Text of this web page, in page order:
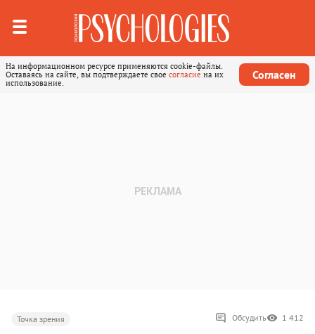
На информационном ресурсе применяются cookie-файлы.
Оставаясь на сайте, вы подтверждаете свое согласие на их
использование.
Согласен
Точка зрения Обсудить 1 412